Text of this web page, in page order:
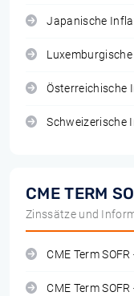
Japanische
Österreichische
Schweizerische
CME TERM
Zinssätze und
CME Term
CME Term